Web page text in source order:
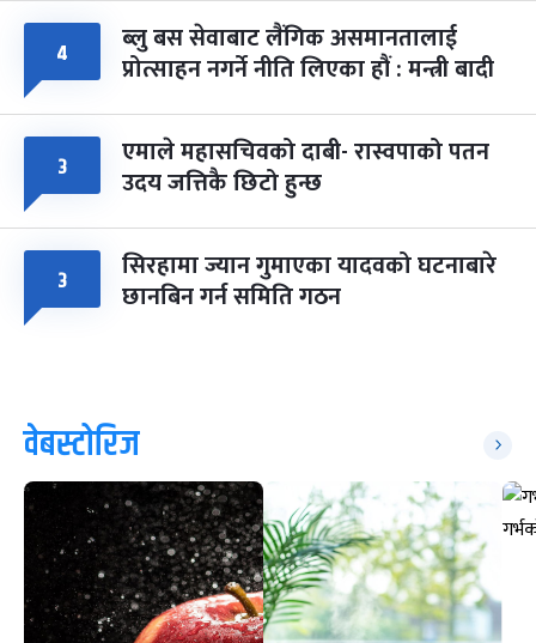
४ ब्लु बस सेवाबाट लैंगिक असमानतालाई
प्रोत्साहन नगर्ने नीति लिएका हौं : मन्त्री बादी
३ एमाले महासचिवको दाबी- रास्वपाको पतन
उदय जत्तिकै छिटो हुन्छ
३ सिरहामा ज्यान गुमाएका यादवको घटनाबारे
छानबिन गर्न समिति गठन
वेबस्टोरिज